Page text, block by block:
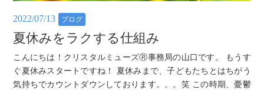
2022/07/13 ブログ
夏休みをラクする仕組み
こんにちは！クリスタルミューズⓇ事務局の山口です。 もうす
ぐ夏休みスタートですね！ 夏休みまで、子どもたちとはちがう
気持ちでカウントダウンしております。。。笑 この時期、憂鬱